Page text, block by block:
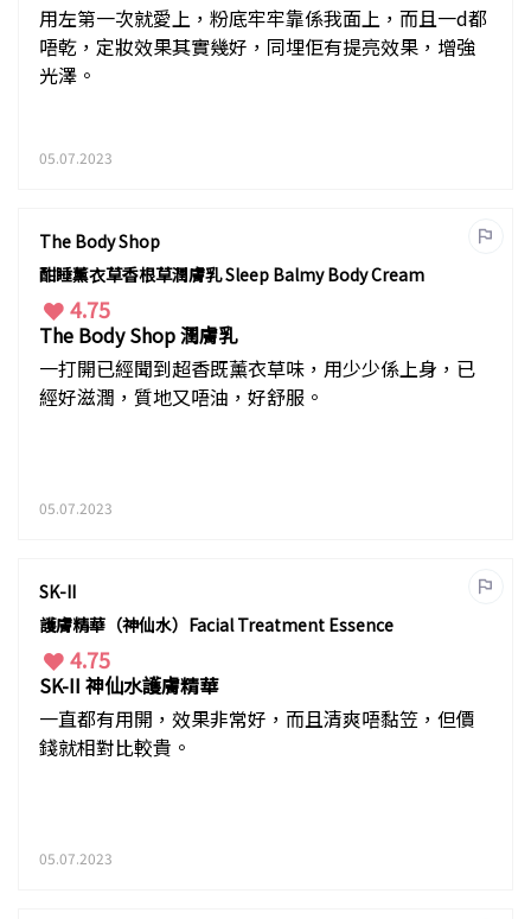
用左第一次就愛上，粉底牢牢靠係我面上，而且一d都
唔乾，定妝效果其實幾好，同埋佢有提亮效果，增強
光澤。
05.07.2023
The Body Shop
酣睡薰衣草香根草潤膚乳 Sleep Balmy Body Cream
4.75
The Body Shop 潤膚乳
一打開已經聞到超香既薰衣草味，用少少係上身，已
經好滋潤，質地又唔油，好舒服。
05.07.2023
SK-II
護膚精華（神仙水）Facial Treatment Essence
4.75
SK-II 神仙水護膚精華
一直都有用開，效果非常好，而且清爽唔黏笠，但價
錢就相對比較貴。
05.07.2023